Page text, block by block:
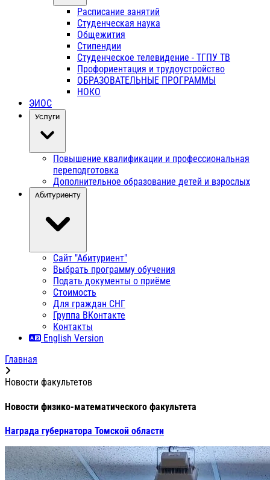
Расписание занятий
Студенческая наука
Общежития
Стипендии
Студенческое телевидение - ТГПУ ТВ
Профориентация и трудоустройство
ОБРАЗОВАТЕЛЬНЫЕ ПРОГРАММЫ
НОКО
ЭИОС
Услуги
Повышение квалификации и профессиональная
переподготовка
Дополнительное образование детей и взрослых
Абитуриенту
Сайт "Абитуриент"
Выбрать программу обучения
Подать документы о приёме
Стоимость
Для граждан СНГ
Группа ВКонтакте
Контакты
English Version
Главная
Новости факультетов
Новости физико-математического факультета
Награда губернатора Томской области